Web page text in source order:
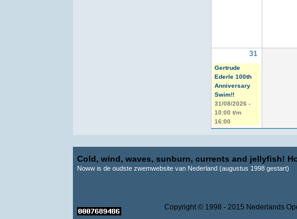
31
Gertrude
Ederle 100th
Anniversary
Swim!!
31/08/2026 -
10:00 t/m
16:00
Cold, wind, waves, sunburn, currents and jellyfish!
Noww is de oudste zwemwebsite van Nederland (augustus 1998 gestart)
Copyright © 1998 - 2015 Nederlands